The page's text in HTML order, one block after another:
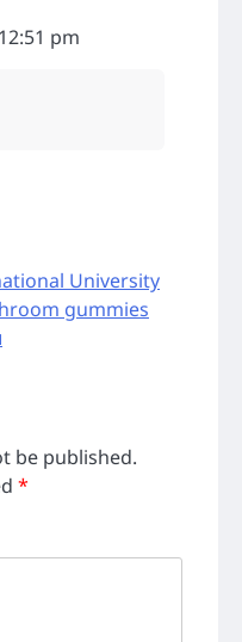
pm
University
gummies
be published.
*